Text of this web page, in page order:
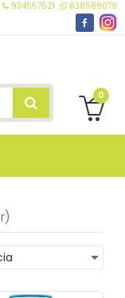
934557521 638589079
0